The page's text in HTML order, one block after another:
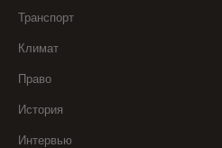
Транспорт
Климат
Право
История
Интервью